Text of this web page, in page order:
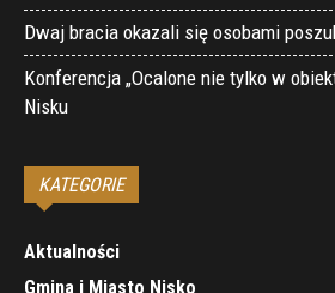
Dwaj bracia okazali się osobami
Konferencja „Ocalone nie tylko w
Nisku
KATEGORIE
Aktualności
Gmina i Miasto Nisko